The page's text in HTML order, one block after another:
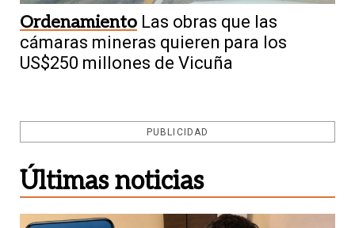
Ordenamiento Las obras que las
cámaras mineras quieren para los
US$250 millones de Vicuña
PUBLICIDAD
Últimas noticias